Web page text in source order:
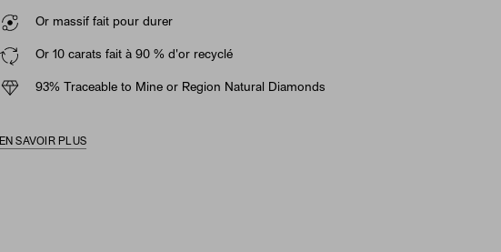
Or massif fait pour durer
Or 10 carats fait à 90 % d'or recyclé
93% Traceable to Mine or Region Natural Diamonds
EN SAVOIR PLUS